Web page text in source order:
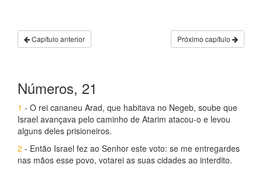
Capítulo anterior Próximo capítulo
Números, 21
1 - O rei cananeu Arad, que habitava no Negeb, soube que
Israel avançava pelo caminho de Atarim atacou-o e levou
alguns deles prisioneiros.
2 - Então Israel fez ao Senhor este voto: se me entregardes
nas mãos esse povo, votarei as suas cidades ao interdito.